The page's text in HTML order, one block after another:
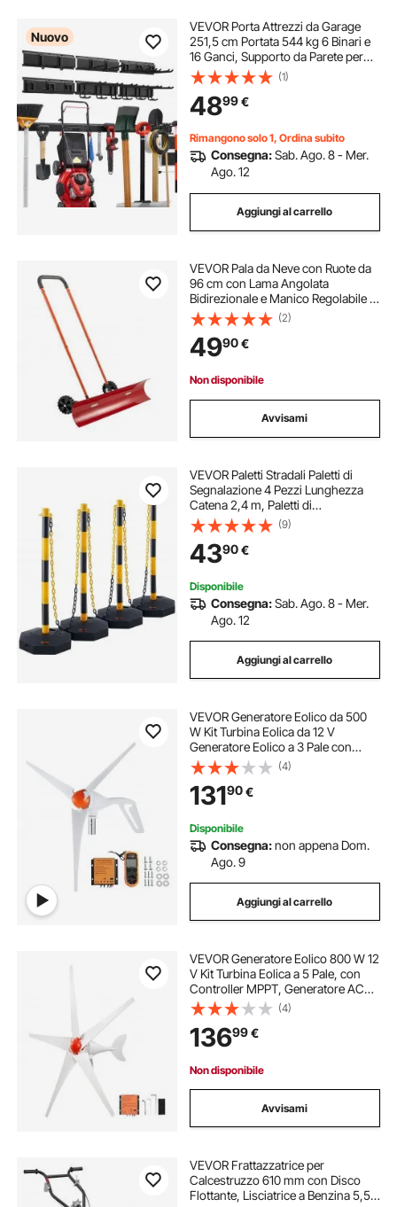
Nuovo
VEVOR Porta Attrezzi da Garage
251,5 cm Portata 544 kg 6 Binari e
16 Ganci, Supporto da Parete per
Attrezzi da Giardino, Ganci
Regolabili, Organizzatore per Pale,
Rastrelli, Tagliasiepi e Soffiatori
(1)
4899€
Rimangono solo 1, Ordina subito
Consegna:Sab. Ago. 8 - Mer.
Ago. 12
Aggiungi al carrello
VEVOR Pala da Neve con Ruote da
96 cm con Lama Angolata
Bidirezionale e Manico Regolabile a
90 Gradi, Pale Invernali in Plastica
Resistente, Strumento Portatile per
Rimozione della Neve per Vialetti
(2)
4990€
Non disponibile
Avvisami
VEVOR Paletti Stradali Paletti di
Segnalazione 4 Pezzi Lunghezza
Catena 2,4 m, Paletti di
Segnalazione per Marciapiedi, Set
di Paletti Barriera Stradale Gialli Neri
Base Riempibile con Acqua Sabbia
(9)
4390€
Disponibile
Consegna:Sab. Ago. 8 - Mer.
Ago. 12
Aggiungi al carrello
VEVOR Generatore Eolico da 500
W Kit Turbina Eolica da 12 V
Generatore Eolico a 3 Pale con
Anemometro, Controllo MPPT e
Direzione Sopravvento Regolabile,
Adatto per Casa, Fattoria, Camper,
Barche
(4)
13190€
Disponibile
Consegna:non appena Dom.
Ago. 9
Aggiungi al carrello
VEVOR Generatore Eolico 800 W 12
V Kit Turbina Eolica a 5 Pale, con
Controller MPPT, Generatore AC
Trifase a Magneti Permanenti, per
Camper, Barca, Casa e Fattoria,
Palo di Montaggio Non Incluso
(4)
13699€
Non disponibile
Avvisami
VEVOR Frattazzatrice per
Calcestruzzo 610 mm con Disco
Flottante, Lisciatrice a Benzina 5,5